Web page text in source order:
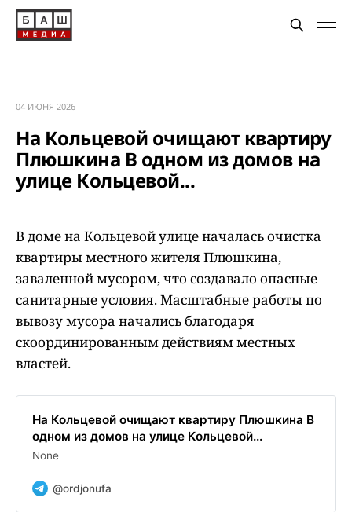
04 ИЮНЯ 2026
На Кольцевой очищают квартиру
Плюшкина В одном из домов на
улице Кольцевой...
В доме на Кольцевой улице началась очистка
квартиры местного жителя Плюшкина,
заваленной мусором, что создавало опасные
санитарные условия. Масштабные работы по
вывозу мусора начались благодаря
скоординированным действиям местных
властей.
На Кольцевой очищают квартиру Плюшкина В
одном из домов на улице Кольцевой...
None
@ordjonufa